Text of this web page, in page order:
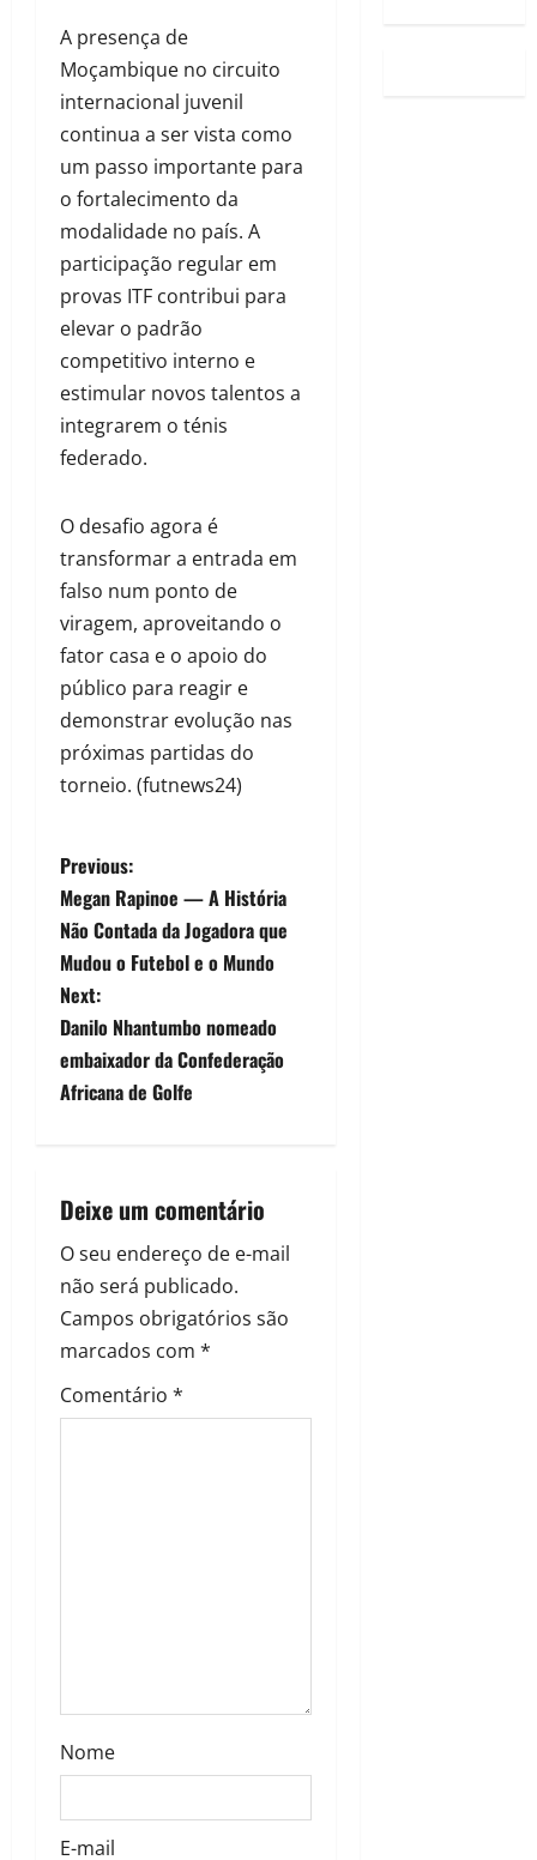
A presença de
Moçambique no circuito
internacional juvenil
continua a ser vista como
um passo importante para
o fortalecimento da
modalidade no país. A
participação regular em
provas ITF contribui para
elevar o padrão
competitivo interno e
estimular novos talentos a
integrarem o ténis
federado.
O desafio agora é
transformar a entrada em
falso num ponto de
viragem, aproveitando o
fator casa e o apoio do
público para reagir e
demonstrar evolução nas
próximas partidas do
torneio. (futnews24)
Previous:
Megan Rapinoe — A História
Não Contada da Jogadora que
Mudou o Futebol e o Mundo
Next:
Danilo Nhantumbo nomeado
embaixador da Confederação
Africana de Golfe
Deixe um comentário
O seu endereço de e-mail
não será publicado.
Campos obrigatórios são
marcados com *
Comentário *
Nome
E-mail